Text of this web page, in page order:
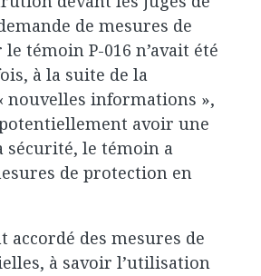
de mesures de
témoin P-016 n’avait été
à la suite de la
nouvelles informations »,
avoir une
sécurité, le témoin a
de protection en
accordé des mesures de
à savoir l’utilisation